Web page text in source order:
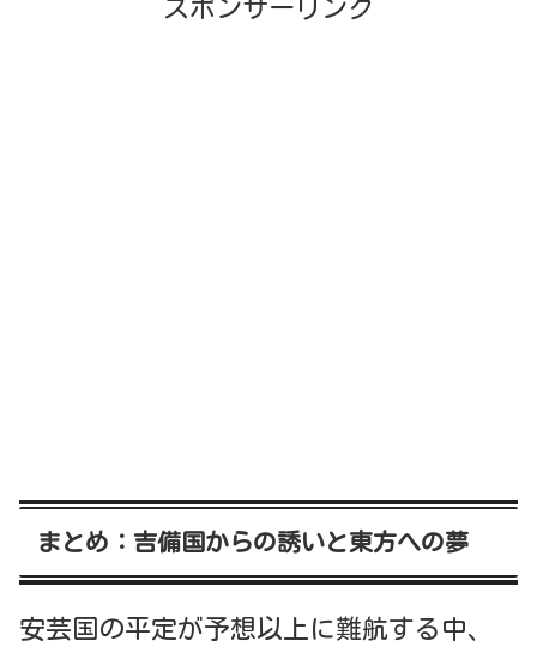
スポンサーリンク
まとめ：吉備国からの誘いと東方への夢
安芸国の平定が予想以上に難航する中、